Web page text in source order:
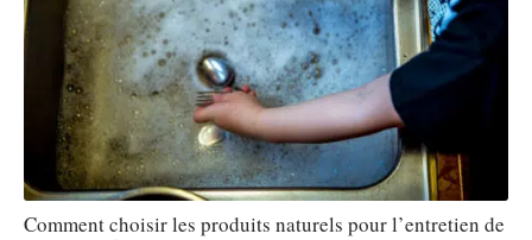
Comment choisir les produits naturels pour l’entretien de